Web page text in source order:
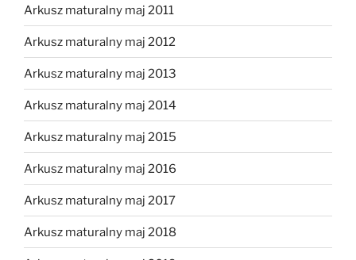
Arkusz maturalny maj 2011
Arkusz maturalny maj 2012
Arkusz maturalny maj 2013
Arkusz maturalny maj 2014
Arkusz maturalny maj 2015
Arkusz maturalny maj 2016
Arkusz maturalny maj 2017
Arkusz maturalny maj 2018